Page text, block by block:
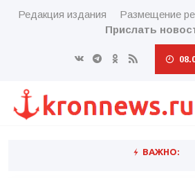
Редакция издания Размещение
Прислать
ВАЖНО: